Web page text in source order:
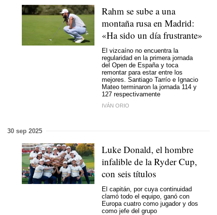
Rahm se sube a una
montaña rusa en Madrid:
«Ha sido un día frustrante»
El vizcaíno no encuentra la
regularidad en la primera jornada
del Open de España y toca
remontar para estar entre los
mejores. Santiago Tarrío e Ignacio
Mateo terminaron la jornada 114 y
127 respectivamente
IVÁN ORIO
30 sep 2025
Luke Donald, el hombre
infalible de la Ryder Cup,
con seis títulos
El capitán, por cuya continuidad
clamó todo el equipo, ganó con
Europa cuatro como jugador y dos
como jefe del grupo